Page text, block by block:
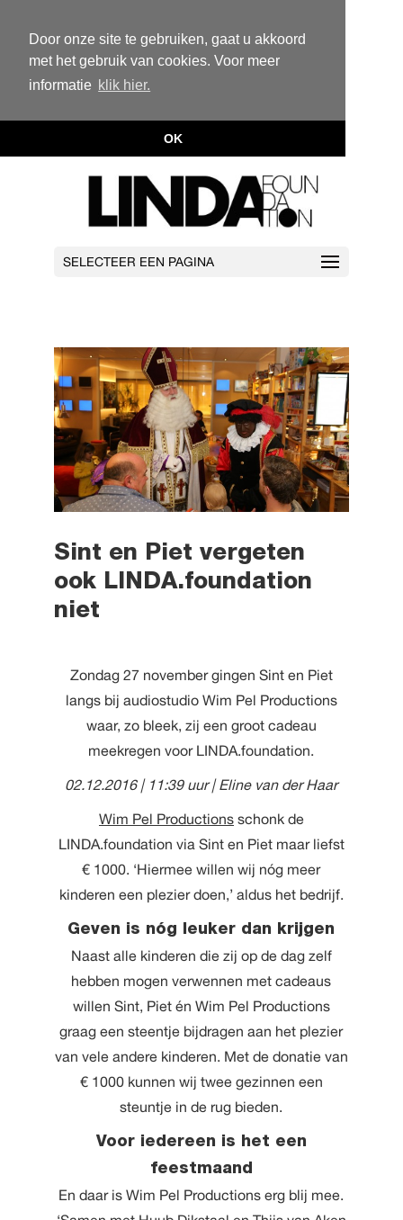
Door onze site te gebruiken, gaat u akkoord
met het gebruik van cookies. Voor meer
informatie klik hier.
OK
SELECTEER EEN PAGINA
Sint en Piet vergeten
ook LINDA.foundation
niet
Zondag 27 november gingen Sint en Piet
langs bij audiostudio Wim Pel Productions
waar, zo bleek, zij een groot cadeau
meekregen voor LINDA.foundation.
02.12.2016 | 11:39 uur| Eline van der Haar
Wim Pel Productionsschonk de
LINDA.foundation via Sint en Piet maar liefst
€ 1000. ‘Hiermee willen wij nóg meer
kinderen een plezier doen,’ aldus het bedrijf.
Geven is nóg leuker dan krijgen
Naast alle kinderen die zij op de dag zelf
hebben mogen verwennen met cadeaus
willen Sint, Piet én Wim Pel Productions
graag een steentje bijdragen aan het plezier
van vele andere kinderen. Met de donatie van
€ 1000 kunnen wij twee gezinnen een
steuntje in de rug bieden.
Voor iedereen is het een
feestmaand
En daar is Wim Pel Productions erg blij mee.